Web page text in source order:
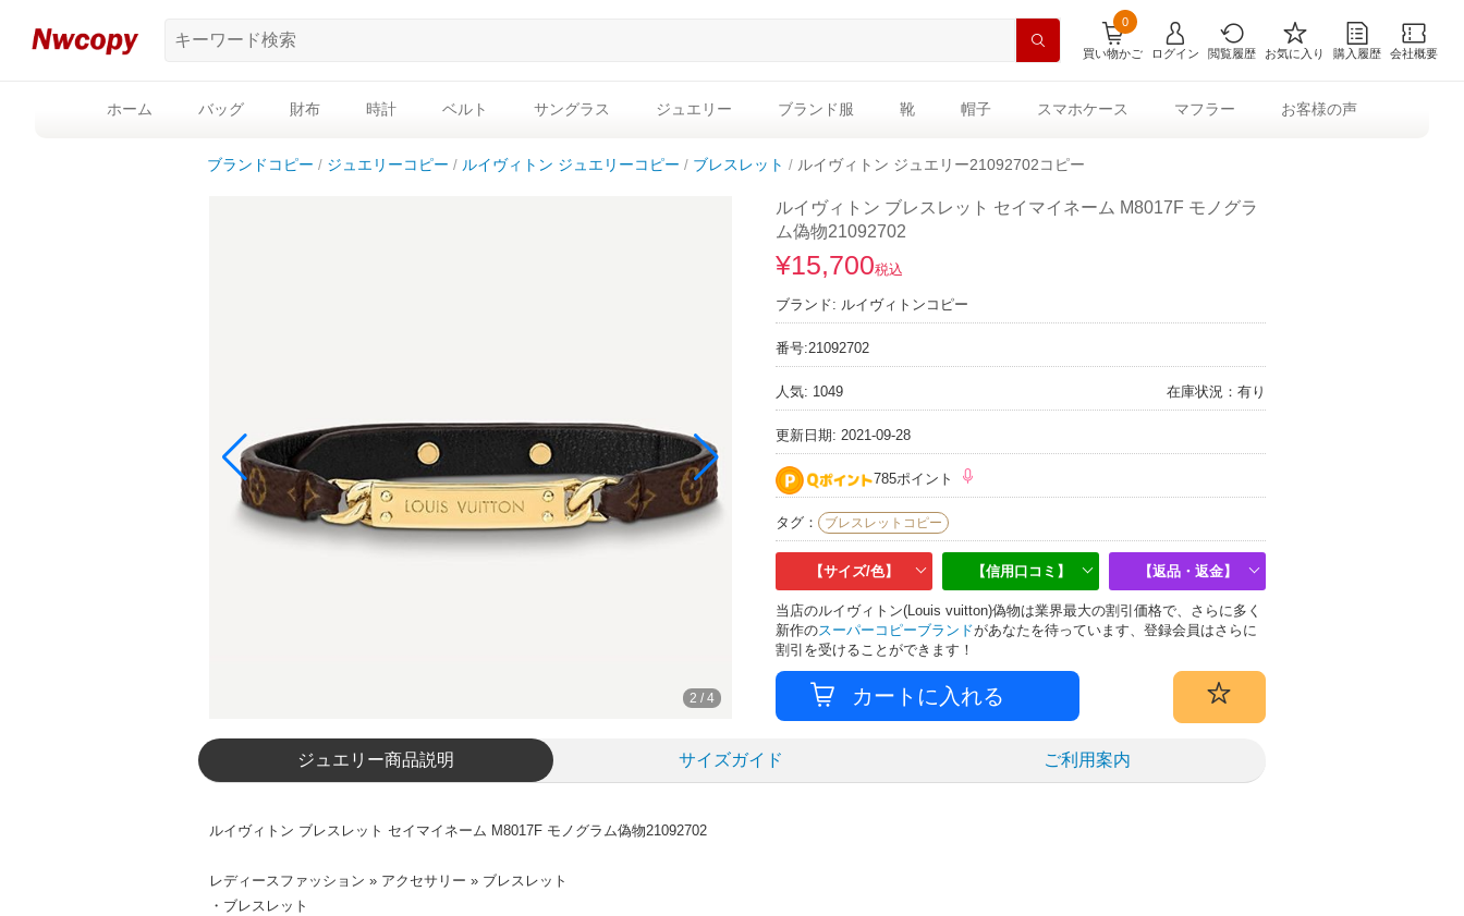
買い物かご
0
ログイン 閲覧履歴 お気に入り 購入履歴 会社概要
ホーム バッグ 財布 時計 ベルト サングラス ジュエリー ブランド服 靴 帽子 スマホケース マフラー お客様の声
ブランドコピー ジュエリーコピー ルイヴィトン ジュエリーコピー ブレスレット ルイヴィトン ジュエリー21092702コピー
3 / 4
ルイヴィトン ブレスレット セイマイネーム M8017F モノグラ
ム偽物21092702
¥15,700税込
ブランド: ルイヴィトンコピー
番号:21092702
人気: 1049 在庫状況：有り
更新日期: 2021-09-28
785ポイント
タグ： ブレスレットコピー
【サイズ/色】 【信用口コミ】 【返品・返金】
当店のルイヴィトン(Louis vuitton)偽物は業界最大の割引価格で、さらに多く
新作のスーパーコピーブランドがあなたを待っています、登録会員はさらに
割引を受けることができます！
ジュエリー商品説明 サイズガイド ご利用案内
ルイヴィトン ブレスレット セイマイネーム M8017F モノグラム偽物21092702
レディースファッション » アクセサリー » ブレスレット
・ブレスレット